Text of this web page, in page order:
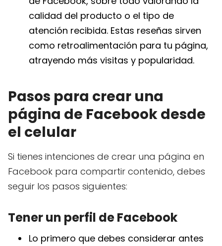
calidad del producto o el tipo de
atención recibida. Estas reseñas sirven
como retroalimentación para tu página,
atrayendo más visitas y popularidad.
Pasos para crear una
página de Facebook desde
el celular
Si tienes intenciones de crear una página en
Facebook para compartir contenido, debes
seguir los pasos siguientes:
Tener un perfil de Facebook
Lo primero que debes considerar antes